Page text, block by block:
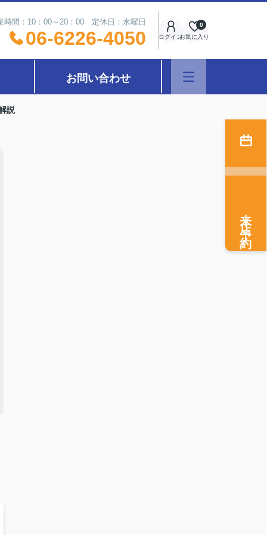
時間：10：00～20：00 定休日：水曜日
06-6226-4050 ログインお気に入り
0
お問い合わせ
説
来店予約